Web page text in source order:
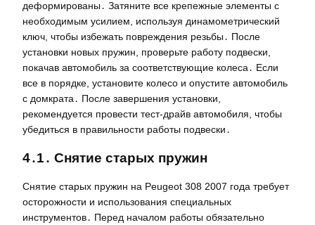
деформированы․ Затяните все крепежные элементы с
необходимым усилием, используя динамометрический
ключ, чтобы избежать повреждения резьбы․ После
установки новых пружин, проверьте работу подвески,
покачав автомобиль за соответствующие колеса․ Если
все в порядке, установите колесо и опустите автомобиль
с домкрата․ После завершения установки,
рекомендуется провести тест-драйв автомобиля, чтобы
убедиться в правильности работы подвески․
4․1․ Снятие старых пружин
Снятие старых пружин на Peugeot 308 2007 года требует
осторожности и использования специальных
инструментов․ Перед началом работы обязательно